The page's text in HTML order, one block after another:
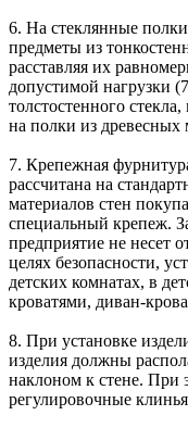
6. На стеклянные полки
предметы из
расставляя их
допустимой нагрузки
толстостенного
на полки из древесных
7. Крепежная
рассчитана на
материалов стен
специальный крепеж.
предприятие не несет
целях безопасности,
детских комнатах, в
кроватями, диван-
8. При установке
изделия должны
наклоном к стене. При
регулировочные